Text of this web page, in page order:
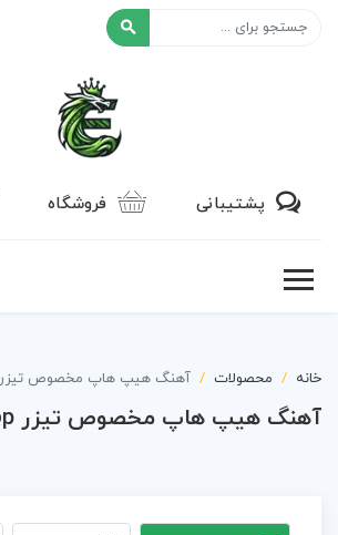
پشتیبانی فروشگاه
خانه محصولات آهنگ هیپ هاپ مخصوص تیزر Chilled Hip Hop
آهنگ هیپ هاپ مخصوص تیزر Chilled Hip Hop